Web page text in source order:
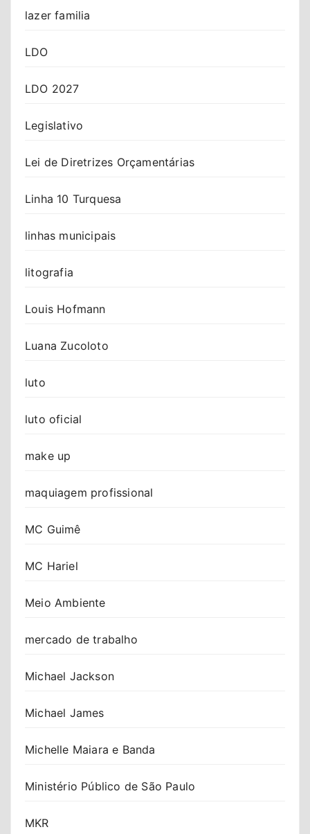
lazer familia
LDO
LDO 2027
Legislativo
Lei de Diretrizes Orçamentárias
Linha 10 Turquesa
linhas municipais
litografia
Louis Hofmann
Luana Zucoloto
luto
luto oficial
make up
maquiagem profissional
MC Guimê
MC Hariel
Meio Ambiente
mercado de trabalho
Michael Jackson
Michael James
Michelle Maiara e Banda
Ministério Público de São Paulo
MKR